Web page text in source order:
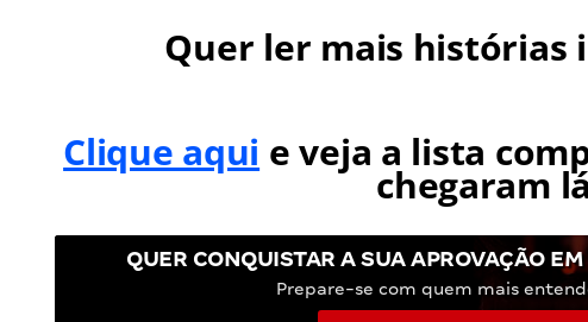
Quer ler mais histórias
Clique aqui e veja a lista
chegaram
QUER CONQUISTAR A SUA APROVAÇÃO
Prepare-se com quem mais